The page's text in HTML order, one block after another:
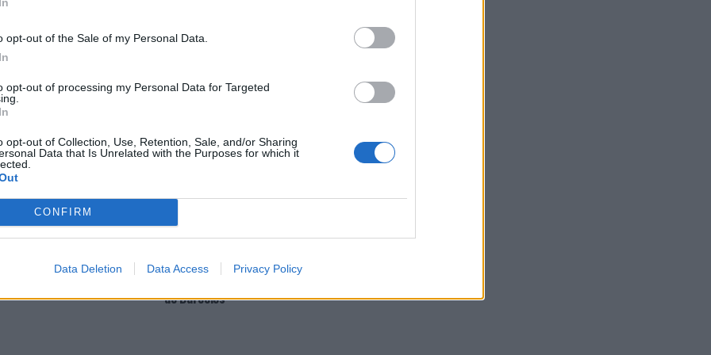
opt-out of the Sale of my Personal Data.
opt-out of processing my Personal Data for Targeted
opt-out of Collection, Use, Retention, Sale, and/or Sharing
Data that Is Unrelated with the Purposes for which it
CONFIRM
Data Deletion Data Access Privacy Policy
ESTAR INTERESSADO
Católica do Porto
debate “A Felicidade é
Barcelos promove 3º Encontro
vai às praias de Castro Literatura, Música, Teatro e
de Barcelos